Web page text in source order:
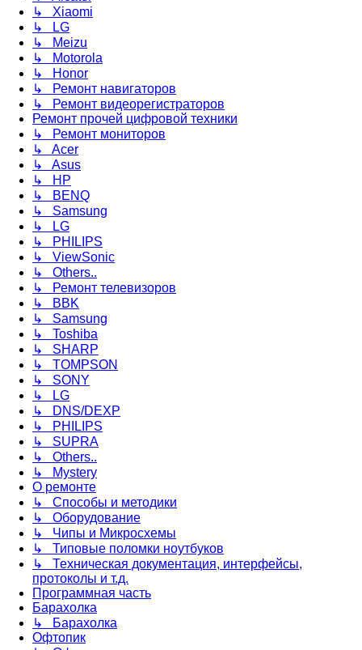
↳ Xiaomi
↳ LG
↳ Meizu
↳ Motorola
↳ Honor
↳ Ремонт навигаторов
↳ Ремонт видеорегистраторов
Ремонт прочей цифровой техники
↳ Ремонт мониторов
↳ Acer
↳ Asus
↳ HP
↳ BENQ
↳ Samsung
↳ LG
↳ PHILIPS
↳ ViewSonic
↳ Others..
↳ Ремонт телевизоров
↳ BBK
↳ Samsung
↳ Toshiba
↳ SHARP
↳ TOMPSON
↳ SONY
↳ LG
↳ DNS/DEXP
↳ PHILIPS
↳ SUPRA
↳ Others..
↳ Mystery
О ремонте
↳ Способы и методики
↳ Оборудование
↳ Чипы и Микросхемы
↳ Типовые поломки ноутбуков
↳ Техническая документация, интерфейсы,
протоколы и т.д.
Программная часть
Барахолка
↳ Барахолка
Офтопик